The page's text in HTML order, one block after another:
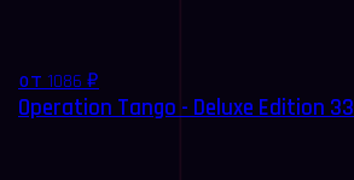
от 1086 ₽
Operation Tango - Deluxe Edition 33